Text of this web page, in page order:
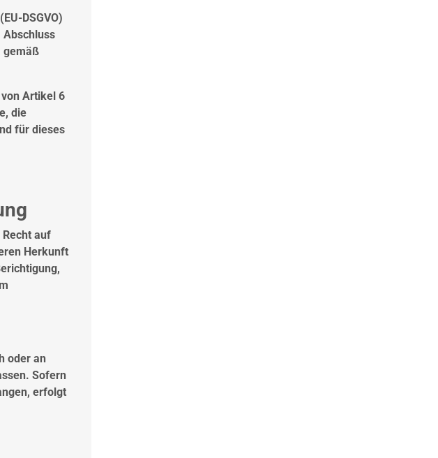
DSGVO)
Abschluss
gemäß
Artikel 6
die
für dieses
auf
Herkunft
oder an
Sofern
erfolgt